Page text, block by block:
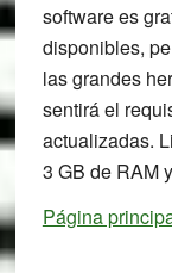
software es
disponibles,
las grandes
sentirá el
actualizadas.
3 GB de RAM
Página